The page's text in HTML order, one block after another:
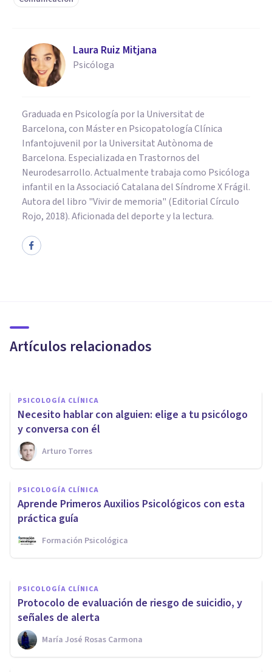
Laura Ruiz Mitjana
Psicóloga
Graduada en Psicología por la Universitat de
Barcelona, con Máster en Psicopatología Clínica
Infantojuvenil por la Universitat Autònoma de
Barcelona. Especializada en Trastornos del
Neurodesarrollo. Actualmente trabaja como Psicóloga
infantil en la Associació Catalana del Síndrome X Frágil.
Autora del libro "Vivir de memoria" (Editorial Círculo
Rojo, 2018). Aficionada del deporte y la lectura.
Artículos relacionados
problemas se aplica
PSICOLOGÍA CLÍNICA
Necesito hablar con alguien: elige a tu psicólogo
y conversa con él
Arturo Torres
PSICOLOGÍA CLÍNICA
Aprende Primeros Auxilios Psicológicos con esta
práctica guía
Formación Psicológica
PSICOLOGÍA CLÍNICA
El psicólogo y su intervención
en la enfermedad terminal:
¿qué hace?
Oscar Castillero Mimenza
PSICOLOGÍA CLÍNICA
Protocolo de evaluación de riesgo de suicidio, y
señales de alerta
María José Rosas Carmona